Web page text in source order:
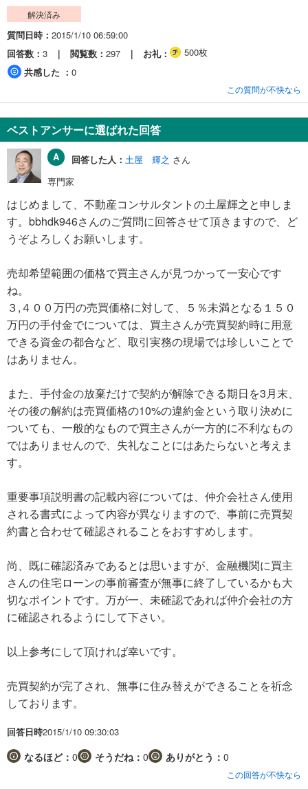
解決済み
質問日時
2015/1/10 06:59:00
回答数
3 閲覧数 297 お礼
500枚
共感した
0
この質問が不快なら
ベストアンサーに選ばれた回答
回答した人： 土屋 輝之 さん
専門家
はじめまして、不動産コンサルタントの土屋輝之と申しま
す。bbhdk946さんのご質問に回答させて頂きますので、ど
うぞよろしくお願いします。
売却希望範囲の価格で買主さんが見つかって一安心です
ね。
３,４００万円の売買価格に対して、５％未満となる１５０
万円の手付金でについては、買主さんが売買契約時に用意
できる資金の都合など、取引実務の現場では珍しいことで
はありません。
また、手付金の放棄だけで契約が解除できる期日を3月末、
その後の解約は売買価格の10%の違約金という取り決めに
ついても、一般的なもので買主さんが一方的に不利なもの
ではありませんので、失礼なことにはあたらないと考えま
す。
重要事項説明書の記載内容については、仲介会社さん使用
される書式によって内容が異なりますので、事前に売買契
約書と合わせて確認されることをおすすめします。
尚、既に確認済みであるとは思いますが、金融機関に買主
さんの住宅ローンの事前審査が無事に終了しているかも大
切なポイントです。万が一、未確認であれば仲介会社の方
に確認されるようにして下さい。
以上参考にして頂ければ幸いです。
売買契約が完了され、無事に住み替えができることを祈念
しております。
回答日時2015/1/10 09:30:03
なるほど： 0 そうだね： 0 ありがとう： 0
この回答が不快なら